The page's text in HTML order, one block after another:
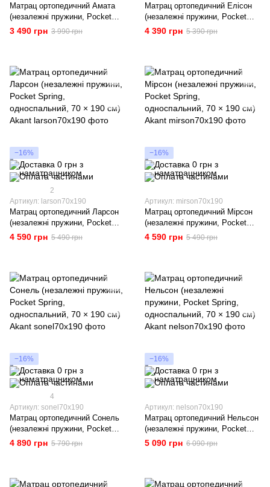
Матрац ортопедичний Амата
(незалежні пружини, Pocket
Spring, односпальний, 70 × 190
см) Akant
3 490 грн 3 990 грн
Матрац ортопедичний Елісон
(незалежні пружини, Pocket
Spring, односпальний, 70 × 190
см) Akant
4 390 грн 5 390 грн
−16%
2
Артикул: larson70x190
Матрац ортопедичний Ларсон
(незалежні пружини, Pocket
Spring, односпальний, 70 × 190
см) Akant
4 590 грн 5 490 грн
−16%
Артикул: mirson70x190
Матрац ортопедичний Мірсон
(незалежні пружини, Pocket
Spring, односпальний, 70 × 190
см) Akant
4 590 грн 5 490 грн
−16%
4
Артикул: sonel70x190
Матрац ортопедичний Сонель
(незалежні пружини, Pocket
Spring, односпальний, 70 × 190
см) Akant
4 890 грн 5 790 грн
−16%
Артикул: nelson70x190
Матрац ортопедичний Нельсон
(незалежні пружини, Pocket
Spring, односпальний, 70 × 190
см) Akant
5 090 грн 6 090 грн